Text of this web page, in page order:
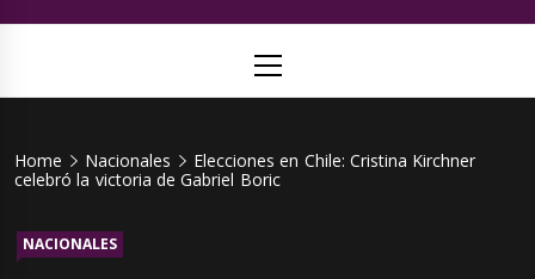
Viral
Menu
Home Nacionales
Elecciones en Chile: Cristina Kirchner
celebró la victoria de Gabriel Boric
NACIONALES